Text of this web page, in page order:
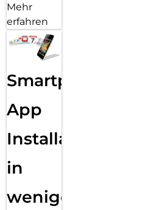
Mehr
erfahren
Smartphone
App
Installation
in
wenigen